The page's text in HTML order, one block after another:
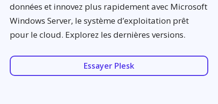
données et innovez plus rapidement avec Microsoft
Windows Server, le système d’exploitation prêt
pour le cloud. Explorez les dernières versions.
Essayer Plesk